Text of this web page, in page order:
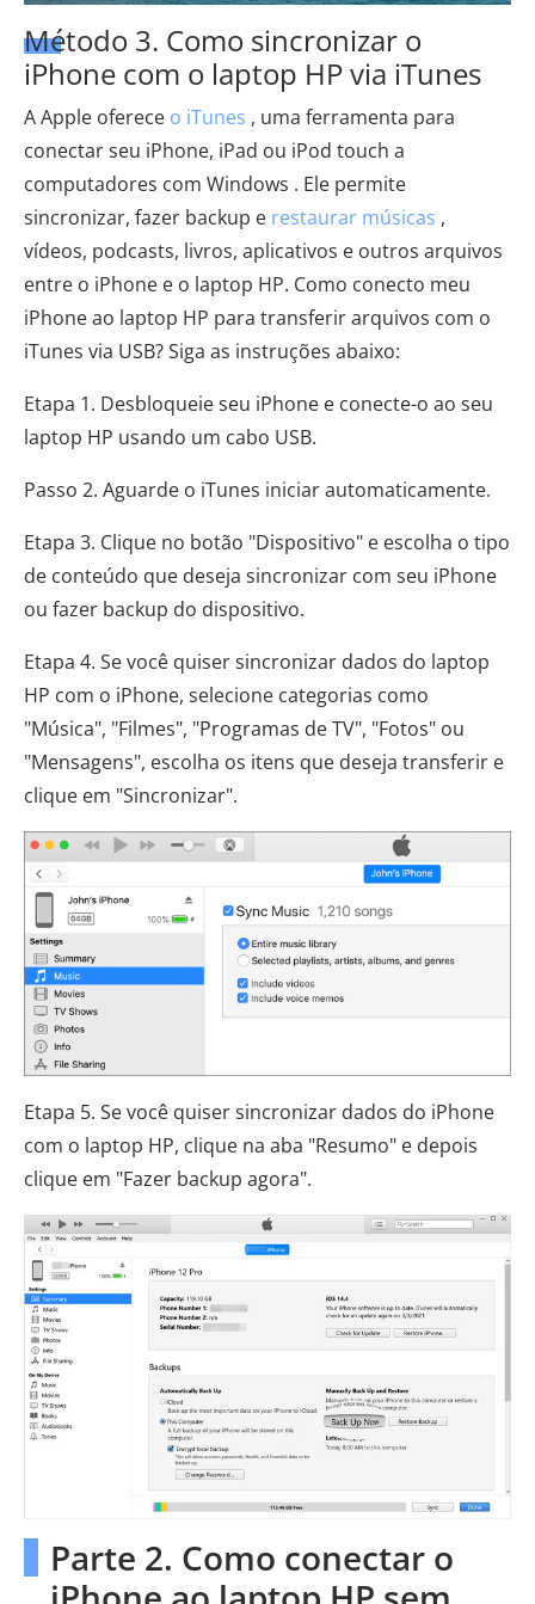
Método 3. Como sincronizar o
iPhone com o laptop HP via iTunes
A Apple oferece o iTunes , uma ferramenta para
conectar seu iPhone, iPad ou iPod touch a
computadores com Windows . Ele permite
sincronizar, fazer backup e restaurar músicas ,
vídeos, podcasts, livros, aplicativos e outros arquivos
entre o iPhone e o laptop HP. Como conecto meu
iPhone ao laptop HP para transferir arquivos com o
iTunes via USB? Siga as instruções abaixo:
Etapa 1. Desbloqueie seu iPhone e conecte-o ao seu
laptop HP usando um cabo USB.
Passo 2. Aguarde o iTunes iniciar automaticamente.
Etapa 3. Clique no botão "Dispositivo" e escolha o tipo
de conteúdo que deseja sincronizar com seu iPhone
ou fazer backup do dispositivo.
Etapa 4. Se você quiser sincronizar dados do laptop
HP com o iPhone, selecione categorias como
"Música", "Filmes", "Programas de TV", "Fotos" ou
"Mensagens", escolha os itens que deseja transferir e
clique em "Sincronizar".
Etapa 5. Se você quiser sincronizar dados do iPhone
com o laptop HP, clique na aba "Resumo" e depois
clique em "Fazer backup agora".
Parte 2. Como conectar o